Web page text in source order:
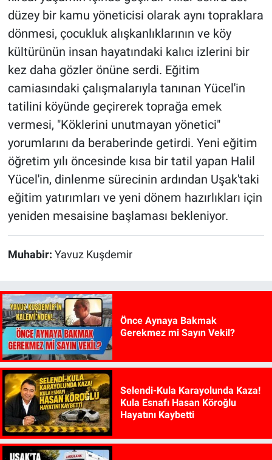
düzey bir kamu yöneticisi olarak aynı topraklara
dönmesi, çocukluk alışkanlıklarının ve köy
kültürünün insan hayatındaki kalıcı izlerini bir
kez daha gözler önüne serdi. Eğitim
camiasındaki çalışmalarıyla tanınan Yücel'in
tatilini köyünde geçirerek toprağa emek
vermesi, "Köklerini unutmayan yönetici"
yorumlarını da beraberinde getirdi. Yeni eğitim
öğretim yılı öncesinde kısa bir tatil yapan Halil
Yücel'in, dinlenme sürecinin ardından Uşak'taki
eğitim yatırımları ve yeni dönem hazırlıkları için
yeniden mesaisine başlaması bekleniyor.
Muhabir: Yavuz Kuşdemir
Önce Aynaya Bakmak
Gerekmez mi Sayın Vekil?
Selendi-Kula Karayolunda Kaza!
Kula Esnafı Hasan Köroğlu
Hayatını Kaybetti